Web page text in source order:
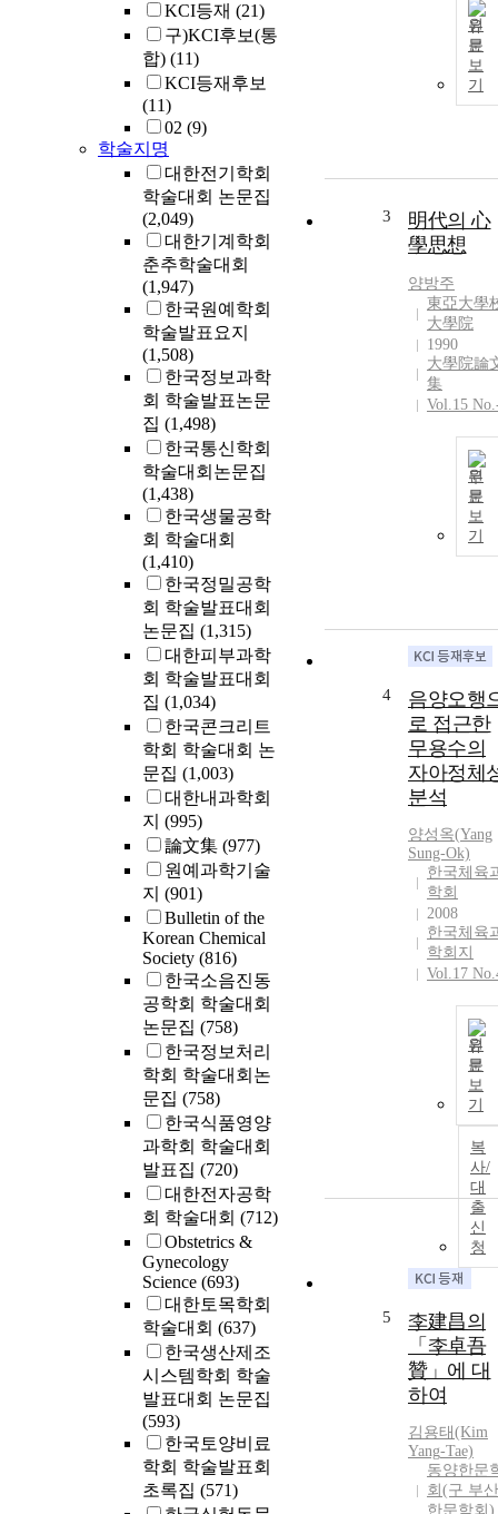
KCI등재 (21)
구)KCI후보(통
합) (11)
KCI등재후보
(11)
02 (9)
학술지명
대한전기학회
학술대회 논문집
(2,049)
대한기계학회
춘추학술대회
(1,947)
한국원예학회
학술발표요지
(1,508)
한국정보과학
회 학술발표논문
집 (1,498)
한국통신학회
학술대회논문집
(1,438)
한국생물공학
회 학술대회
(1,410)
한국정밀공학
회 학술발표대회
논문집 (1,315)
대한피부과학
회 학술발표대회
집 (1,034)
한국콘크리트
학회 학술대회 논
문집 (1,003)
대한내과학회
지 (995)
論文集 (977)
원예과학기술
지 (901)
Bulletin of the
Korean Chemical
Society (816)
한국소음진동
공학회 학술대회
논문집 (758)
한국정보처리
학회 학술대회논
문집 (758)
한국식품영양
과학회 학술대회
발표집 (720)
대한전자공학
회 학술대회 (712)
Obstetrics &
Gynecology
Science (693)
대한토목학회
학술대회 (637)
한국생산제조
시스템학회 학술
발표대회 논문집
(593)
한국토양비료
학회 학술발표회
초록집 (571)
원
문
보
기
3
明代의 心
學思想
양방주
東亞大學
大學院
1990
大學院論
集
Vol.15
원
문
보
기
4
음양오행
로 접근한
무용수의
자아정체
분석
양성옥(Yang
Sung-Ok)
한국체육
학회
2008
한국체육
학회지
Vol.17
원
문
보
기
복
사/
대
출
신
청
5
李建昌의
「李卓吾
贊」에 대
하여
김용태(Kim
Yang-Tae)
동양한문
회(구 부산
한문학회)